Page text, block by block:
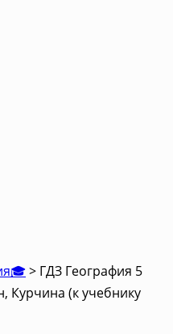
> ГДЗ География 5
Курчина (к учебнику